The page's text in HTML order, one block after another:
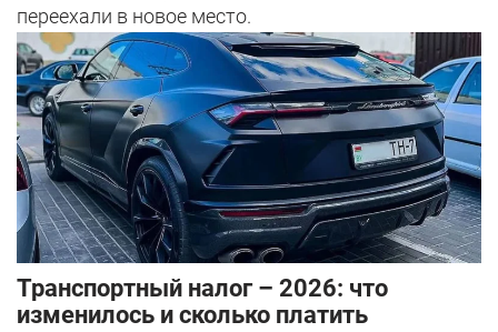
переехали в новое место.
Транспортный налог – 2026: что
изменилось и сколько платить